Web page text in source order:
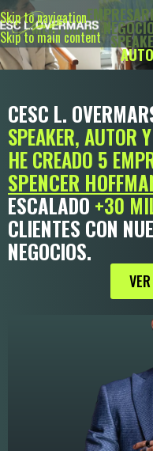
Skip to navigation
Skip to main content
MENTOR DE
CESC L.
SPEAKER, AUTOR
HE CREADO 5
SPENCER
ESCALADO +30
CLIENTES CON
NEGOCIOS.